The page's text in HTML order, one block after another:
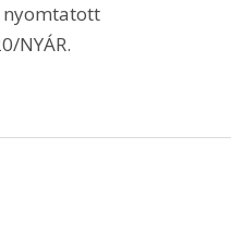
nyomtatott
NYÁR.